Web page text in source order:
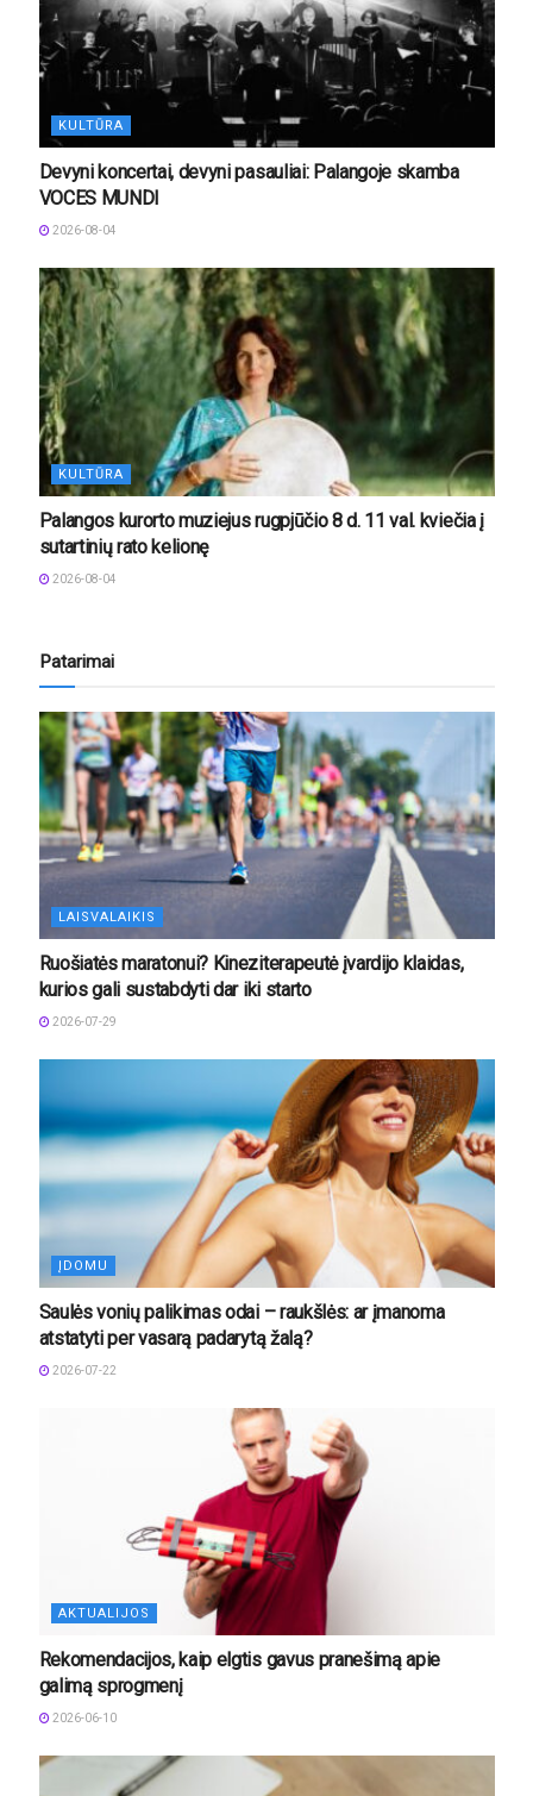
KULTŪRA
Devyni koncertai, devyni pasauliai: Palangoje skamba
VOCES MUNDI
2026-08-04
KULTŪRA
Palangos kurorto muziejus rugpjūčio 8 d. 11 val. kviečia į
sutartinių rato kelionę
2026-08-04
Patarimai
LAISVALAIKIS
Ruošiatės maratonui? Kineziterapeutė įvardijo klaidas,
kurios gali sustabdyti dar iki starto
2026-07-29
ĮDOMU
Saulės vonių palikimas odai – raukšlės: ar įmanoma
atstatyti per vasarą padarytą žalą?
2026-07-22
AKTUALIJOS
Rekomendacijos, kaip elgtis gavus pranešimą apie
galimą sprogmenį
2026-06-10